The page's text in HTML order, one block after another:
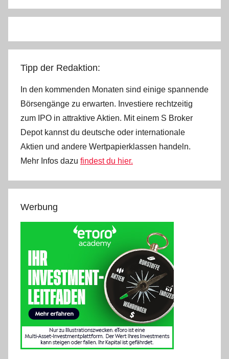
W
Tipp der Redaktion:
In den kommenden Monaten sind einige spannende
Börsengänge zu erwarten. Investiere rechtzeitig
zum IPO in attraktive Aktien. Mit einem S Broker
Depot kannst du deutsche oder internationale
Aktien und andere Wertpapierklassen handeln.
Mehr Infos dazu findest du hier.
Werbung